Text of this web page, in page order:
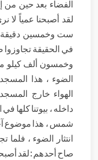
الفضاء بعد حين من
لقد أصبحنا عمياً لا
ست وخمسين دقيقة
في الحقيقة تجاوزوا
وخمسون ألف كيلو متر
الضوء ، هذا
الهواء خارج
داخله ، بيوتنا كلها
شمس ، هذا موضوع
انتثار الضوء ، فلما
صاح أحدهم : لقد